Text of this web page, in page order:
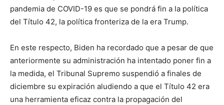
pandemia de COVID-19 es que se pondrá fin a la política
del Título 42, la política fronteriza de la era Trump.
En este respecto, Biden ha recordado que a pesar de que
anteriormente su administración ha intentado poner fin a
la medida, el Tribunal Supremo suspendió a finales de
diciembre su expiración aludiendo a que el Título 42 era
una herramienta eficaz contra la propagación del